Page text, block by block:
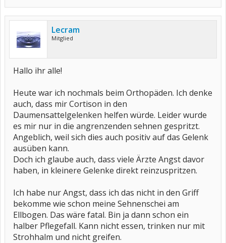
Lecram
Mitglied
Hallo ihr alle!
Heute war ich nochmals beim Orthopäden. Ich denke
auch, dass mir Cortison in den
Daumensattelgelenken helfen würde. Leider wurde
es mir nur in die angrenzenden sehnen gespritzt.
Angeblich, weil sich dies auch positiv auf das Gelenk
ausüben kann.
Doch ich glaube auch, dass viele Ärzte Angst davor
haben, in kleinere Gelenke direkt reinzuspritzen.
Ich habe nur Angst, dass ich das nicht in den Griff
bekomme wie schon meine Sehnenschei am
Ellbogen. Das wäre fatal. Bin ja dann schon ein
halber Pflegefall. Kann nicht essen, trinken nur mit
Strohhalm und nicht greifen.